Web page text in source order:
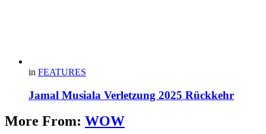
in FEATURES
Jamal Musiala Verletzung 2025 Rückkehr
More From: WOW